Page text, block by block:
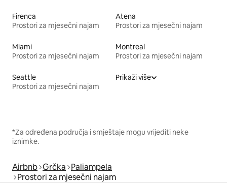
Firenca
Prostori za mjesečni najam
Atena
Prostori za mjesečni najam
Miami
Prostori za mjesečni najam
Montreal
Prostori za mjesečni najam
Seattle
Prostori za mjesečni najam
Prikaži više
*Za određena područja i smještaje mogu vrijediti neke
iznimke.
Airbnb Grčka Paliampela
Prostori za mjesečni najam